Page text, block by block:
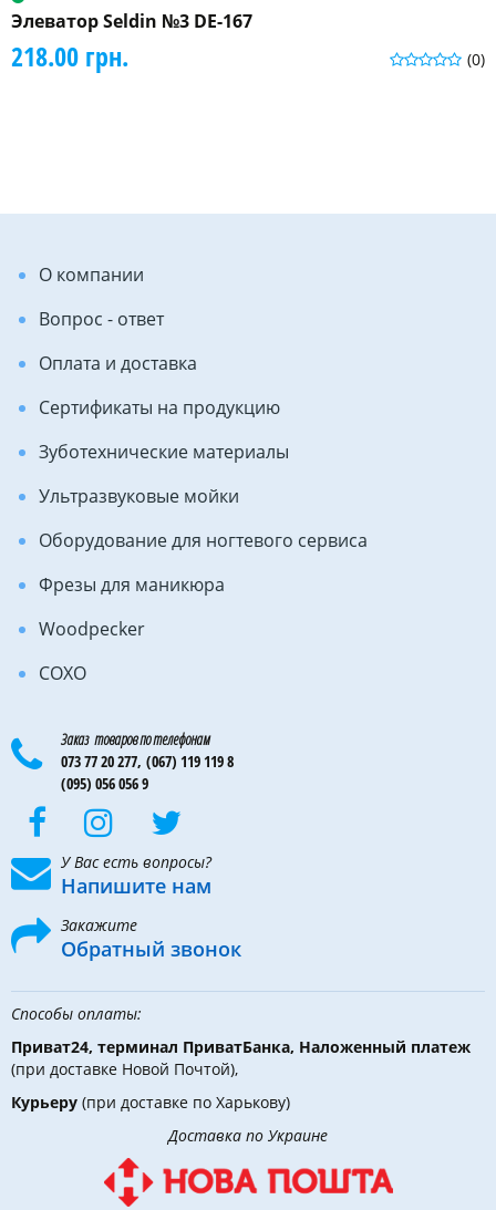
Элеватор Seldin №3 DE-167
(0)
218.00 грн.
О компании
Вопрос - ответ
Оплата и доставка
Сертификаты на продукцию
Зуботехнические материалы
Ультразвуковые мойки
Оборудование для ногтевого сервиса
Фрезы для маникюра
Woodpecker
COXO
Заказ товаров по телефонам
073 77 20 277, (067) 119 119 8
(095) 056 056 9
У Вас есть вопросы?
Напишите нам
Закажите
Обратный звонок
Способы оплаты:
Приват24, терминал ПриватБанка, Наложенный платеж
(при доставке Новой Почтой),
Курьеру (при доставке по Харькову)
Доставка по Украине